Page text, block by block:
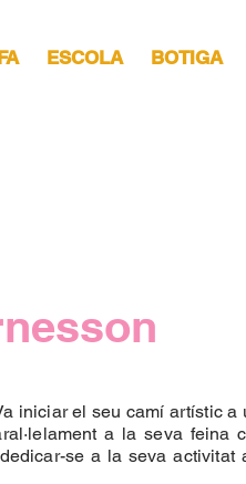
ESCOLA BOTIGA
iniciar el seu camí artístic a
a la seva feina
se a la seva activitat